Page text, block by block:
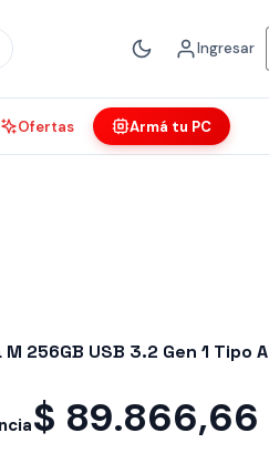
Ingresar
Ofertas Armá tu PC
256GB USB 3.2 Gen 1 Tipo A
$ 89.866,66